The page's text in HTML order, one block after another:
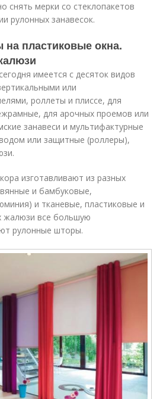
снять мерки со стеклопакетов
рулонных занавесок.
пластиковые окна.
имеется с десяток видов
или
роллеты и плиссе, для
для арочных проемов или
занавеси и мультифактурные
или защитные (роллеры),
изготавливают из разных
и бамбуковые,
и тканевые, пластиковые и
жалюзи все большую
рулонные шторы.